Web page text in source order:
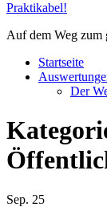
Praktikabel!
Auf dem Weg zum
Startseite
Der
Sep. 25